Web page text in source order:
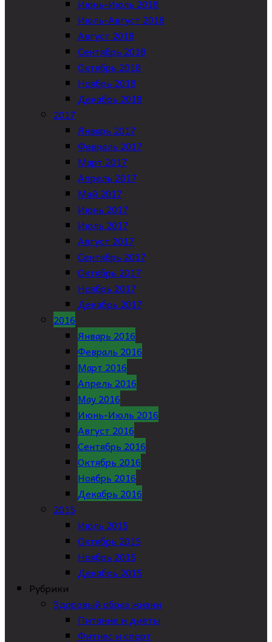
Июнь-Июль 2018
Июль-Август 2018
Август 2018
Сентябрь 2018
Октябрь 2018
Ноябрь 2018
Декабрь 2018
2017
Январь 2017
Февраль 2017
Март 2017
Апрель 2017
Май 2017
Июнь 2017
Июль 2017
Август 2017
Сентябрь 2017
Октябрь 2017
Ноябрь 2017
Декабрь 2017
2016
Январь 2016
Февраль 2016
Март 2016
Апрель 2016
May 2016
Июнь-Июль 2016
Август 2016
Сентябрь 2016
Октябрь 2016
Ноябрь 2016
Декабрь 2016
2015
Июль 2015
Октябрь 2015
Ноябрь 2015
Декабрь 2015
Рубрики
Здоровый образ жизни
Питание и диеты
Фитнес и спорт